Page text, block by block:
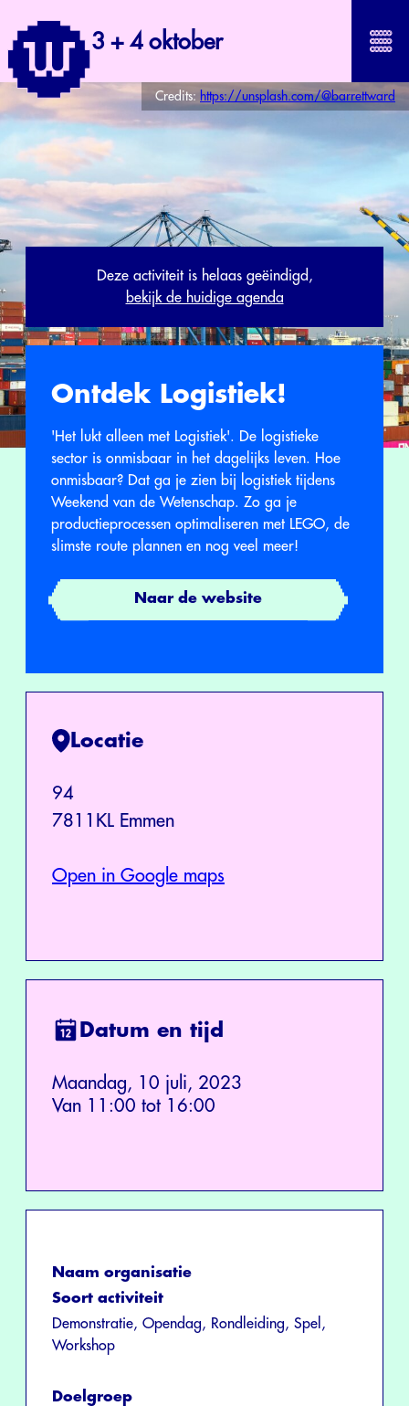
3 + 4 oktober
Credits: https://unsplash.com/@barrettward
Deze activiteit is helaas geëindigd,
bekijk de huidige agenda
Ontdek Logistiek!
'Het lukt alleen met Logistiek'. De logistieke
sector is onmisbaar in het dagelijks leven. Hoe
onmisbaar? Dat ga je zien bij logistiek tijdens
Weekend van de Wetenschap. Zo ga je
productieprocessen optimaliseren met LEGO, de
slimste route plannen en nog veel meer!
Naar de website
Locatie
94
7811KL Emmen
Open in Google maps
Datum en tijd
Maandag, 10 juli, 2023
Van 11:00 tot 16:00
Naam organisatie
Soort activiteit
Demonstratie, Opendag, Rondleiding, Spel,
Workshop
Doelgroep